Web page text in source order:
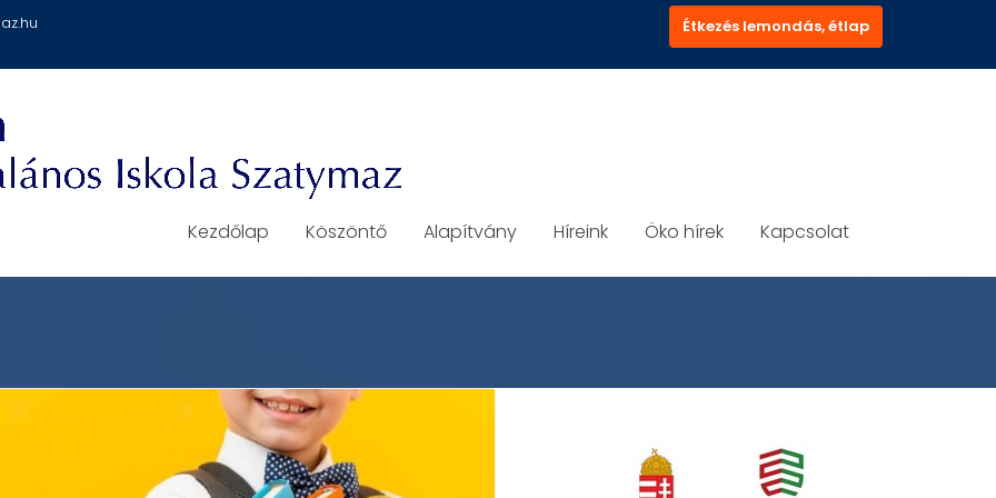
Étkezés lemondás, étlap
Kezdőlap Köszöntő Alapítvány Híreink Öko hírek Kapcsolat